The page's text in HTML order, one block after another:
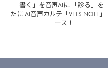
「書く」を音声AIに 「診る」を
たに AI音声カルテ「VETS NOTE」
ース！